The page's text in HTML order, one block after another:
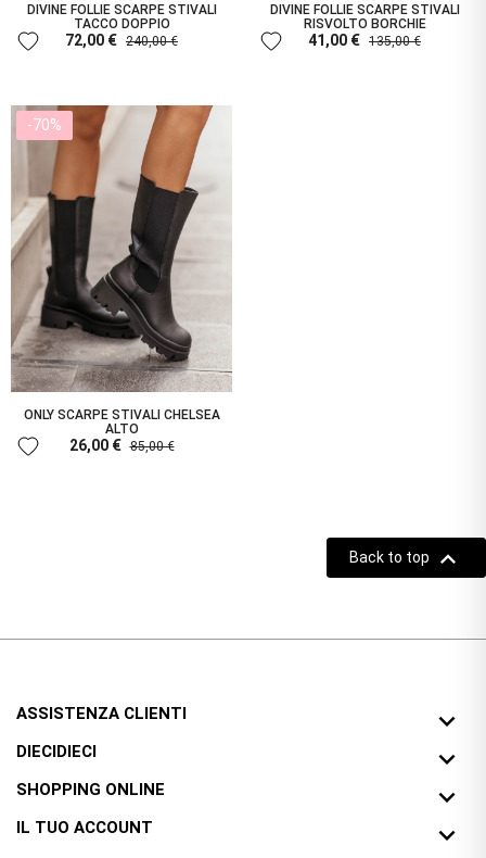
DIVINE FOLLIE SCARPE STIVALI
TACCO DOPPIO
72,00 € 240,00 €
favorite
DIVINE FOLLIE SCARPE STIVALI
RISVOLTO BORCHIE
41,00 € 135,00 €
favorite
-70%
ONLY SCARPE STIVALI CHELSEA
ALTO
26,00 € 85,00 €
favorite
Back to top 
ASSISTENZA CLIENTI 
DIECIDIECI 
SHOPPING ONLINE 
IL TUO ACCOUNT 